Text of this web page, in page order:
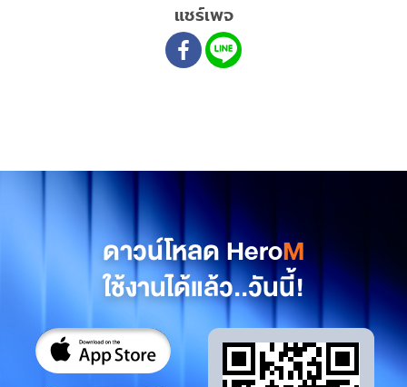
แชร์เพจ
ดาวน์โหลด HeroM
ใช้งานได้แล้ว..วันนี้!